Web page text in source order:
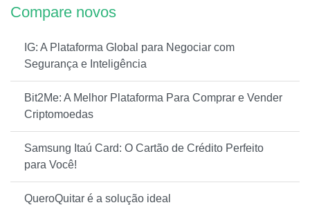
Compare novos
IG: A Plataforma Global para Negociar com
Segurança e Inteligência
Bit2Me: A Melhor Plataforma Para Comprar e Vender
Criptomoedas
Samsung Itaú Card: O Cartão de Crédito Perfeito
para Você!
QueroQuitar é a solução ideal